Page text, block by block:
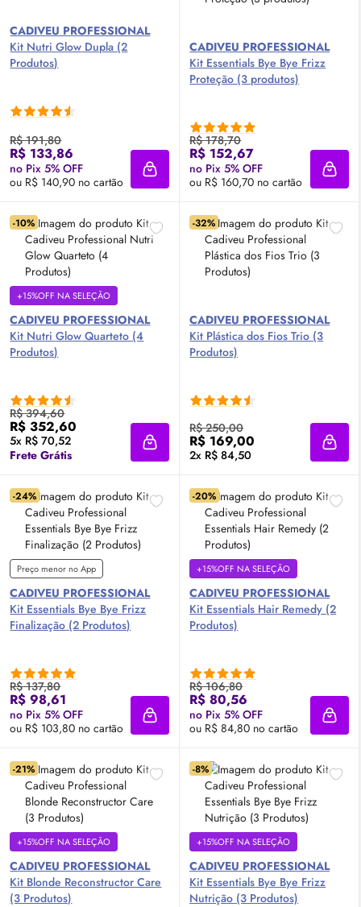
CADIVEU PROFESSIONAL
Kit NutriGlow Dupla (2
Produtos)
R$ 191,80
R$ 133,86
no Pix 5% OFF
ou R$ 140,90 no cartão
Adicionar à sacola
CADIVEU PROFESSIONAL
Kit Essentials Bye Bye Frizz
Proteção (3 produtos)
R$ 178,70
R$ 152,67
no Pix 5% OFF
ou R$ 160,70 no cartão
-10%
+15%OFF NA SELEÇÃO
CADIVEU PROFESSIONAL
Kit NutriGlow Quarteto (4
Produtos)
R$ 394,60
R$ 352,60
5x R$ 70,52
Frete Grátis
Adicionar à sacola
-32%
CADIVEU PROFESSIONAL
Kit Plástica dos Fios Trio (3
Produtos)
R$ 250,00
R$ 169,00
2x R$ 84,50
-24%
Preço menor no App
CADIVEU PROFESSIONAL
Kit Essentials Bye Bye Frizz
Finalização (2 Produtos)
R$ 137,80
R$ 98,61
no Pix 5% OFF
ou R$ 103,80 no cartão
Adicionar à sacola
-20%
+15%OFF NA SELEÇÃO
CADIVEU PROFESSIONAL
Kit Essentials Hair Remedy (2
Produtos)
R$ 106,80
R$ 80,56
no Pix 5% OFF
ou R$ 84,80 no cartão
-21%
+15%OFF NA SELEÇÃO
CADIVEU PROFESSIONAL
Kit Blonde Reconstructor Care
(3 Produtos)
-8%
+15%OFF NA SELEÇÃO
CADIVEU PROFESSIONAL
Kit Essentials Bye Bye Frizz
Nutrição (3 Produtos)